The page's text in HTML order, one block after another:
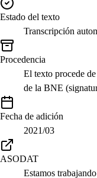
Estado del texto
Transcripción
Procedencia
El texto procede
de la BNE
Fecha de adición
2021/03
ASODAT
Estamos